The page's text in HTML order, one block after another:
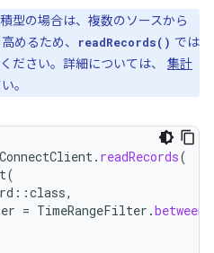
型の場合は、複数のソースから
めるため、
readRecords() では
ださい。詳細については、 集計
。
. readRecords(
(
::class,
= TimeRangeFilter .between